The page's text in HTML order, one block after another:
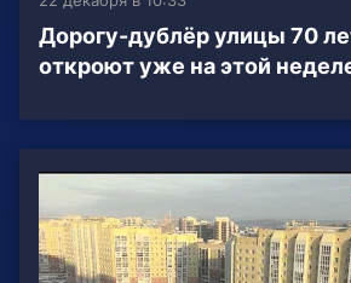
Дорогу-дублёр улицы 70
откроют уже на этой